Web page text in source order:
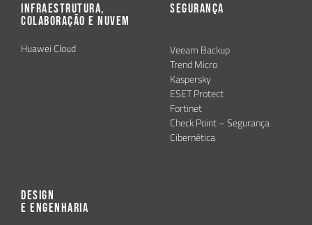
Infraestrutura,
Colaboração e Nuvem
Huawei Cloud
Segurança
Veeam Backup
Trend Micro
Kaspersky
ESET Protect
Fortinet
Check Point – Segurança
Cibernética
Design
e Engenharia